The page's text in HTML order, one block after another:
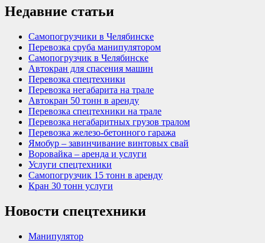
Недавние статьи
Самопогрузчики в Челябинске
Перевозка сруба манипулятором
Самопогрузчик в Челябинске
Автокран для спасения машин
Перевозка спецтехники
Перевозка негабарита на трале
Автокран 50 тонн в аренду
Перевозка спецтехники на трале
Перевозка негабаритных грузов тралом
Перевозка железо-бетонного гаража
Ямобур – завинчивание винтовых свай
Воровайка – аренда и услуги
Услуги спецтехники
Самопогрузчик 15 тонн в аренду
Кран 30 тонн услуги
Новости спецтехники
Манипулятор